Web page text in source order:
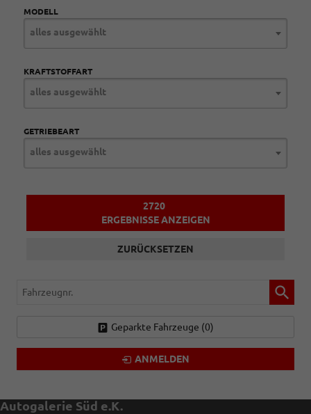
MODELL
alles ausgewählt
KRAFTSTOFFART
alles ausgewählt
GETRIEBEART
alles ausgewählt
2720
ERGEBNISSE ANZEIGEN
ZURÜCKSETZEN
Fahrzeugnr.
Geparkte Fahrzeuge (0)
ANMELDEN
Autogalerie Süd e.K.